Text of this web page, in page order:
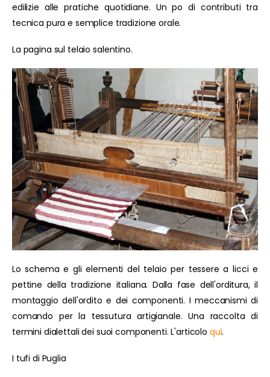
edilizie alle pratiche quotidiane. Un po di contributi tra
tecnica pura e semplice tradizione orale.
La pagina sul telaio salentino.
Lo schema e gli elementi del telaio per tessere a licci e
pettine della tradizione italiana. Dalla fase dell'orditura, il
montaggio dell'ordito e dei componenti. I meccanismi di
comando per la tessutura artigianale. Una raccolta di
termini dialettali dei suoi componenti. L'articolo qui.
I tufi di Puglia